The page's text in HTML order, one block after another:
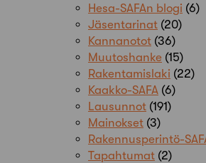
Hesa-SAFAn blogi (6)
Jäsentarinat (20)
Kannanotot (36)
Muutoshanke (15)
Rakentamislaki (22)
Kaakko-SAFA (6)
Lausunnot (191)
Mainokset (3)
Rakennusperintö-
Tapahtumat (2)